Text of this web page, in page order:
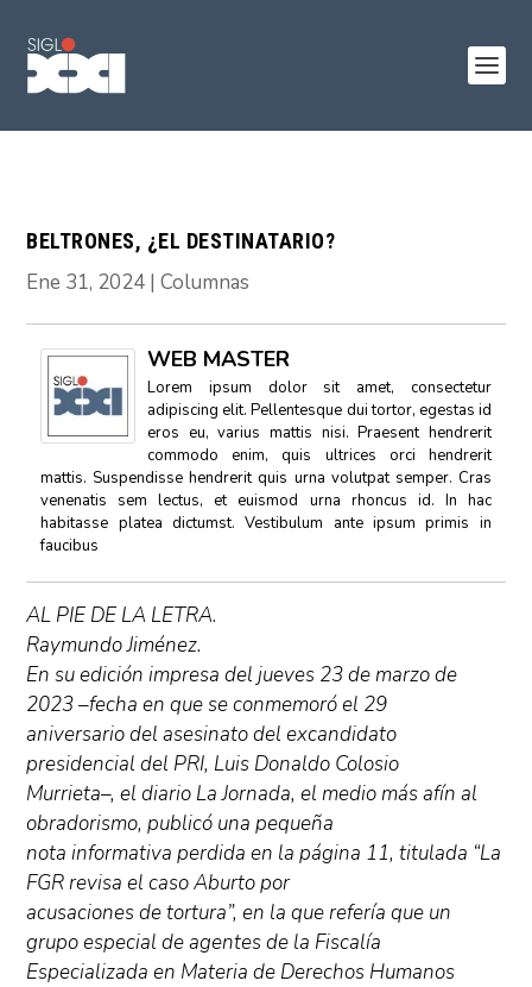
BELTRONES, ¿EL DESTINATARIO?
Ene 31, 2024 |Columnas
WEB MASTER
Lorem ipsum dolor sit amet, consectetur
adipiscing elit. Pellentesque dui tortor, egestas id
eros eu, varius mattis nisi. Praesent hendrerit
commodo enim, quis ultrices orci hendrerit
mattis. Suspendisse hendrerit quis urna volutpat semper. Cras
venenatis sem lectus, et euismod urna rhoncus id. In hac
habitasse platea dictumst. Vestibulum ante ipsum primis in
faucibus
AL PIE DE LA LETRA.
Raymundo Jiménez.
En su edición impresa del jueves 23 de marzo de
2023 –fecha en que se conmemoró el 29
aniversario del asesinato del excandidato
presidencial del PRI, Luis Donaldo Colosio
Murrieta–, el diario La Jornada, el medio más afín al
obradorismo, publicó una pequeña
nota informativa perdida en la página 11, titulada “La
FGR revisa el caso Aburto por
acusaciones de tortura”, en la que refería que un
grupo especial de agentes de la Fiscalía
Especializada en Materia de Derechos Humanos